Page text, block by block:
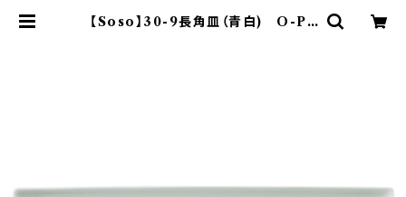
【Soso】30-9長角皿（青白) O-P3